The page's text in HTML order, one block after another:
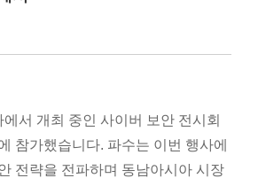
서 개최 중인 사이버 보안 전시회
참가했습니다. 파수는 이번 행사에
전략을 전파하며 동남아시아 시장